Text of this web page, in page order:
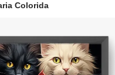
Colorida